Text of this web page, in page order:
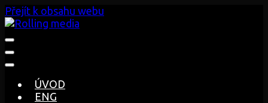
Přejít k obsahu webu
Rolling media
ÚVOD
ENG